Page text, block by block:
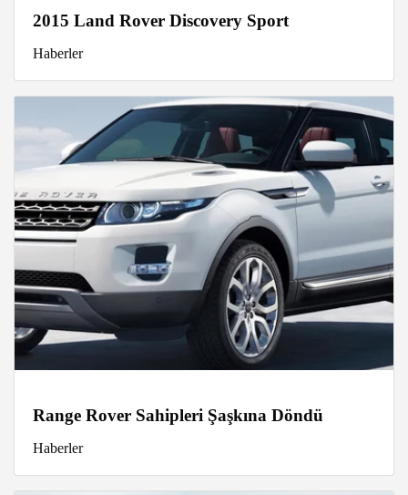
2015 Land Rover Discovery Sport
Haberler
Range Rover Sahipleri Şaşkına Döndü
Haberler